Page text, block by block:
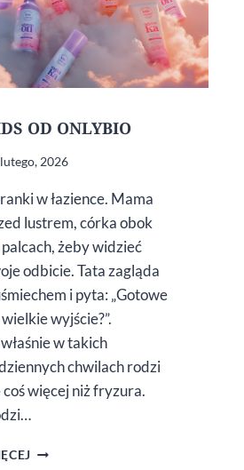
OD ONLYBIO
2026
w łazience. Mama
lustrem, córka obok
palcach, żeby widzieć
odbicie. Tata zagląda
i pyta: „Gotowe
wyjście?”.
w takich
chwilach rodzi
coś więcej niż fryzura.
KIDS